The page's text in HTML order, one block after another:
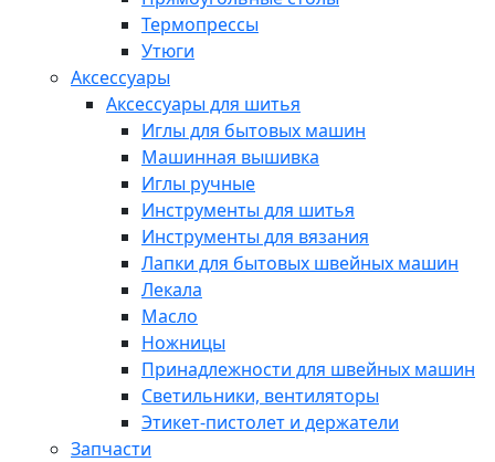
Термопрессы
Утюги
Аксессуары
Аксессуары для шитья
Иглы для бытовых машин
Машинная вышивка
Иглы ручные
Инструменты для шитья
Инструменты для вязания
Лапки для бытовых швейных машин
Лекала
Масло
Ножницы
Принадлежности для швейных машин
Светильники, вентиляторы
Этикет-пистолет и держатели
Запчасти